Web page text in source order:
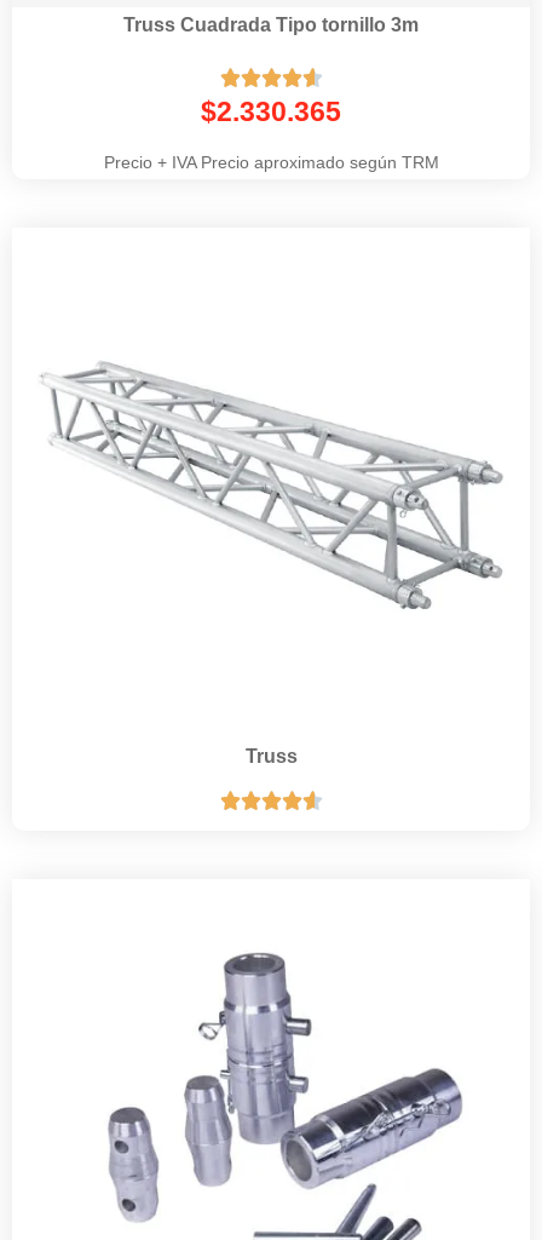
Truss Cuadrada Tipo tornillo 3m

$2.330.365
Precio + IVA Precio aproximado según TRM
Truss
